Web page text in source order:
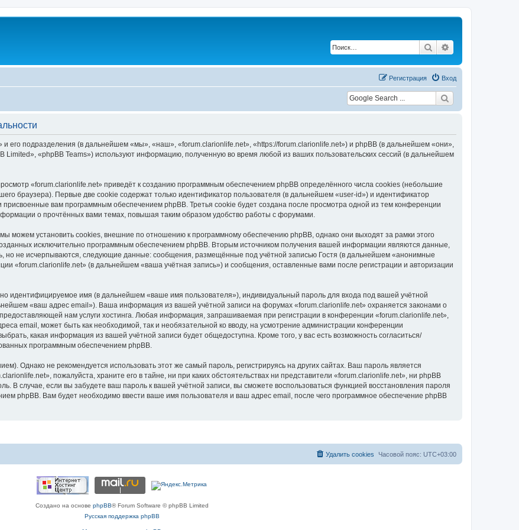
Поиск
Вход
Регистрация
и его подразделения (в дальнейшем «мы», «наш», «forum.clarionlife.net», «https://forum.clarionlife.net») и phpBB (в дальнейшем «они»,
Limited», «phpBB Teams») используют информацию, полученную во время любой из ваших пользовательских сессий (в дальнейшем
«forum.clarionlife.net» приведёт к созданию программным обеспечением phpBB определённого числа cookies (небольшие
браузера). Первые две cookie содержат только идентификатор пользователя (в дальнейшем «user-id») и идентификатор
вам программным обеспечением phpBB. Третья cookie будет создана после просмотра одной из тем конференции
о прочтённых вами темах, повышая таким образом удобство работы с форумами.
можем установить cookies, внешние по отношению к программному обеспечению phpBB, однако они выходят за рамки этого
исключительно программным обеспечением phpBB. Вторым источником получения вашей информации являются данные,
но не исчерпываются, следующие данные: сообщения, размещённые под учётной записью Гостя (в дальнейшем «анонимные
«forum.clarionlife.net» (в дальнейшем «ваша учётная запись») и сообщения, оставленные вами после регистрации и авторизации
идентифицируемое имя (в дальнейшем «ваше имя пользователя»), индивидуальный пароль для входа под вашей учётной
«ваш адрес email»). Ваша информация из вашей учётной записи на форумах «forum.clarionlife.net» охраняется законами о
нам услуги хостинга. Любая информация, запрашиваемая при регистрации в конференции «forum.clarionlife.net»,
email, может быть как необходимой, так и необязательной ко вводу, на усмотрение администрации конференции
какая информация из вашей учётной записи будет общедоступна. Кроме того, у вас есть возможность согласиться/
программным обеспечением phpBB.
Однако не рекомендуется использовать этот же самый пароль, регистрируясь на других сайтах. Ваш пароль является
пожалуйста, храните его в тайне, ни при каких обстоятельствах ни представители «forum.clarionlife.net», ни phpBB
В случае, если вы забудете ваш пароль к вашей учётной записи, вы сможете воспользоваться функцией восстановления пароля
phpBB. Вам будет необходимо ввести ваше имя пользователя и ваш адрес email, после чего программное обеспечение phpBB
Часовой пояс: UTC+03:00
Удалить cookies
Создано на основе phpBB® Forum Software © phpBB Limited
Русская поддержка phpBB